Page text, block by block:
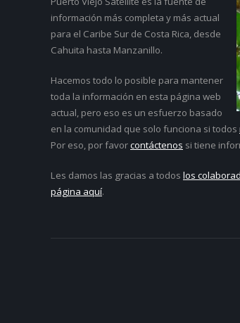
información más completa y más actual
para el Caribe Sur de Costa Rica, desde
Cahuita hasta Manzanillo.
Hacemos todo lo posible para mantener
toda la información en esta página web
actual, pero eso es un esfuerzo basado
en la comunidad que solo funciona si todos
Por eso, por favorcontáctenos si tiene
Les damos las gracias a todos los
página aquí.